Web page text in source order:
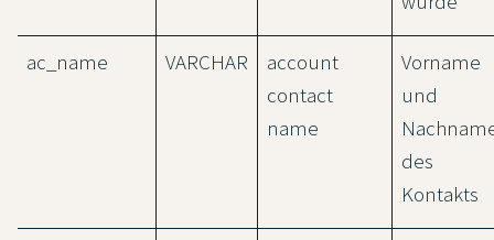
ac_name VARCHAR
account
contact
name
Vorname
und
des
Kontakts